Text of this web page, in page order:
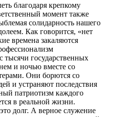
благодаря крепкому
момент также
солидарность нашего
Как говорится, «нет
времена закаляются
тысячи государственных
и ночью вместе со
Они борются со
и устраняют последствия
патриотизм каждого
в реальной жизни.
долг. А верное служение